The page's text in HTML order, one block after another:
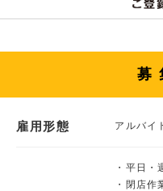
募
雇用形態 アルバイ
・平日
・閉店